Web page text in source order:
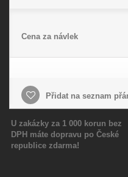
Cena za návlek
Přidat na seznam
U zakázky za 1 000 korun bez
DPH máte dopravu po České
republice zdarma!